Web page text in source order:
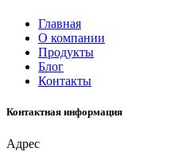
Главная
О компании
Продукты
Блог
Контакты
Контактная информация
Адрес